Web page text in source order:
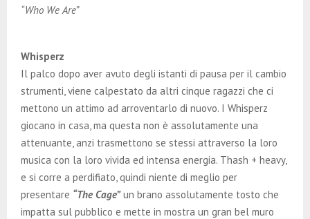
“Who We Are”
Whisperz
Il palco dopo aver avuto degli istanti di pausa per il cambio
strumenti, viene calpestato da altri cinque ragazzi che ci
mettono un attimo ad arroventarlo di nuovo. I Whisperz
giocano in casa, ma questa non è assolutamente una
attenuante, anzi trasmettono se stessi attraverso la loro
musica con la loro vivida ed intensa energia. Thash + heavy,
e si corre a perdifiato, quindi niente di meglio per
presentare “The Cage”un brano assolutamente tosto che
impatta sul pubblico e mette in mostra un gran bel muro